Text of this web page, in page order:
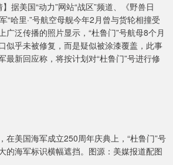
据美国“动力”网站“战区”频道、《野兽日
“哈里·”号航空母舰今年2月曾与货轮相撞受
广泛传播的照片显示，“杜鲁门”号航母8个月
似乎未被修复，而是疑似被涂漆覆盖，此事
最新回应称，将按计划对“杜鲁门”号进行修
在美国海军成立250周年庆典上，“杜鲁门”号
的海军标识横幅遮挡。图源：美媒报道配图